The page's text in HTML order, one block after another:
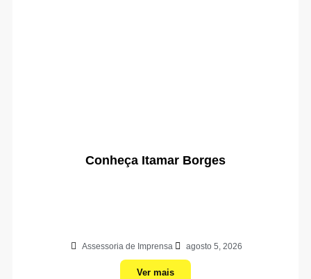
Conheça Itamar Borges
Assessoria de Imprensa agosto 5, 2026
Ver mais